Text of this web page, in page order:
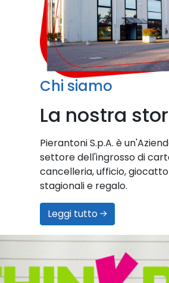
Chi siamo
La nostra
Pierantoni S.p.A. è
settore dell'ingrosso di
cancelleria, ufficio,
stagionali e regalo.
Leggi tutto →